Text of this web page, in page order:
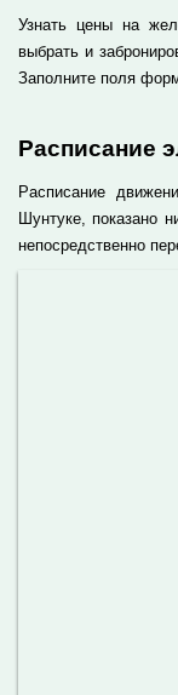
Узнать цены на
выбрать и
Заполните поля
Расписание
Расписание
Шунтуке, показано
непосредственно